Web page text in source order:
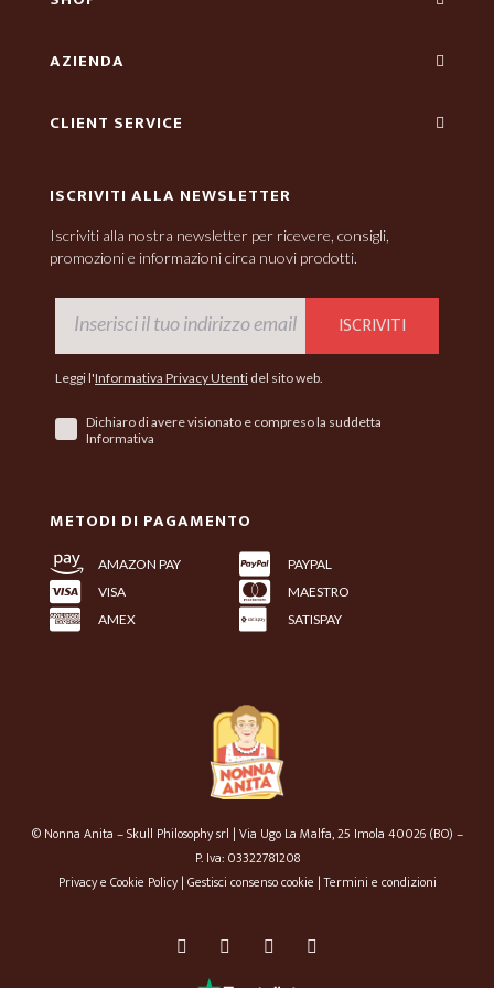
AZIENDA
CLIENT SERVICE
ISCRIVITI ALLA NEWSLETTER
Iscriviti alla nostra newsletter per ricevere, consigli,
promozioni e informazioni circa nuovi prodotti.
ISCRIVITI
Leggi l'Informativa Privacy Utenti del sito web.
Dichiaro di avere visionato e compreso la suddetta
Informativa
METODI DI PAGAMENTO
AMAZON PAY
PAYPAL
VISA
MAESTRO
AMEX
SATISPAY
© Nonna Anita – Skull Philosophy srl | Via Ugo La Malfa, 25 Imola 40026 (BO) –
P. Iva: 03322781208
Privacy e Cookie Policy| Gestisci consenso cookie |Termini e condizioni